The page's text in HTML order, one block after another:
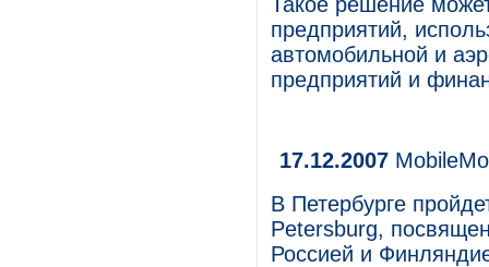
предприятий,
автомобильной и
предприятий и
17.12.2007
В Петербурге
Petersburg,
Россией и